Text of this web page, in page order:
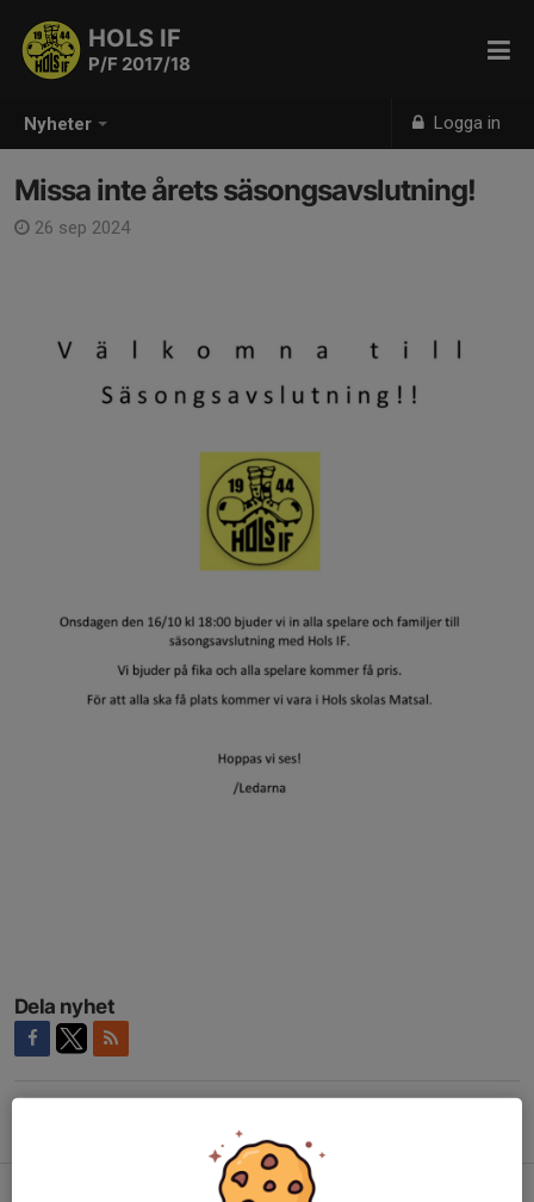
Nyheter Logga in
HOLS IF
P/F 2017/18
Missa inte årets säsongsavslutning!
26 sep 2024
Dela nyhet
Säsongsavslutning med lagfoto18/6